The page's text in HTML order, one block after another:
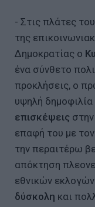
- Στις πλάτες
της
Δημοκρατίας ο
ένα σύνθετο
προκλήσεις, ο
υψηλή δημοφιλία
επισκέψεις
επαφή του με
την περαιτέρω
απόκτηση
εθνικών
δύσκολη και